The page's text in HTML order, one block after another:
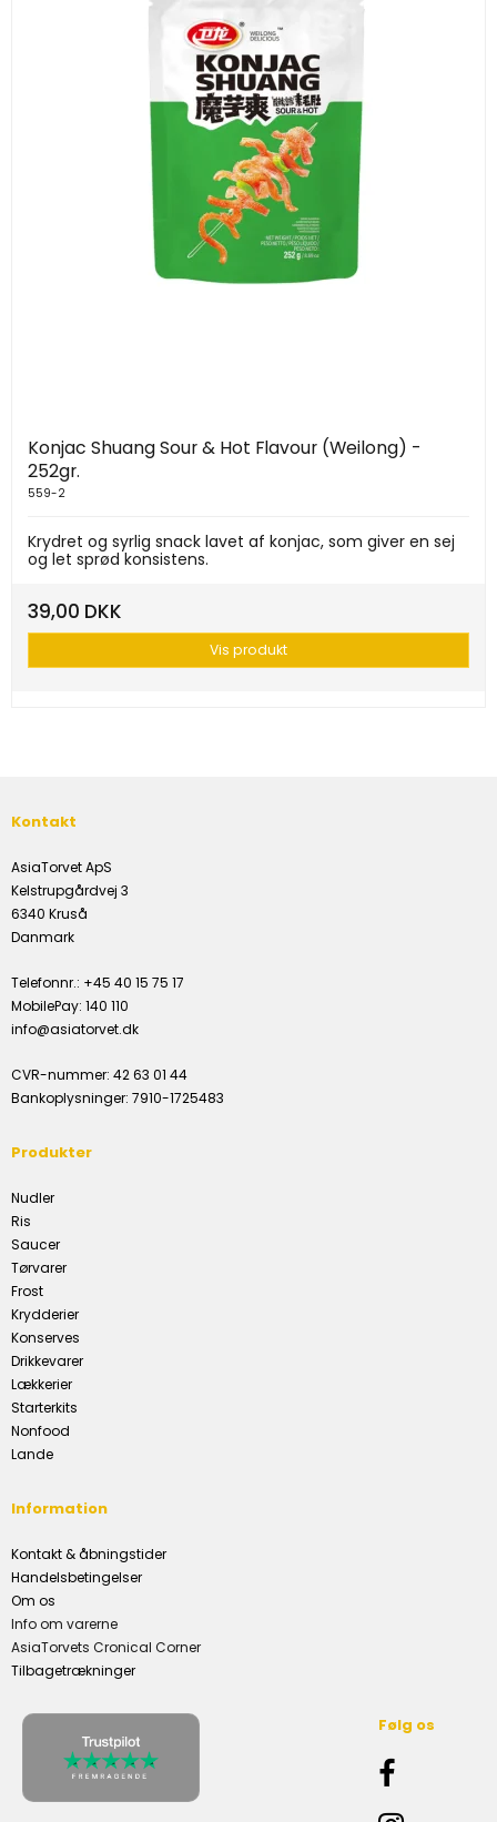
Konjac Shuang Sour & Hot Flavour (Weilong) -
252gr.
559-2
Krydret og syrlig snack lavet af konjac, som giver en sej
og let sprød konsistens.
39,00 DKK
Vis produkt
Kontakt
AsiaTorvet ApS
Kelstrupgårdvej 3
6340 Kruså
Danmark
Telefonnr.: +45 40 15 75 17
MobilePay: 140 110
info@asiatorvet.dk
CVR-nummer: 42 63 01 44
Bankoplysninger: 7910-1725483
Produkter
Nudler
Ris
Saucer
Tørvarer
Frost
Krydderier
Konserves
Drikkevarer
Lækkerier
Starterkits
Nonfood
Lande
Information
Kontakt & åbningstider
Handelsbetingelser
Om os
Info om varerne
AsiaTorvets Cronical Corner
Tilbagetrækninger
Følg os